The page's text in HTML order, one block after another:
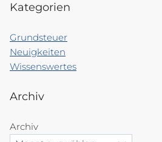
Kategorien
Grundsteuer
Neuigkeiten
Wissenswertes
Archiv
Archiv